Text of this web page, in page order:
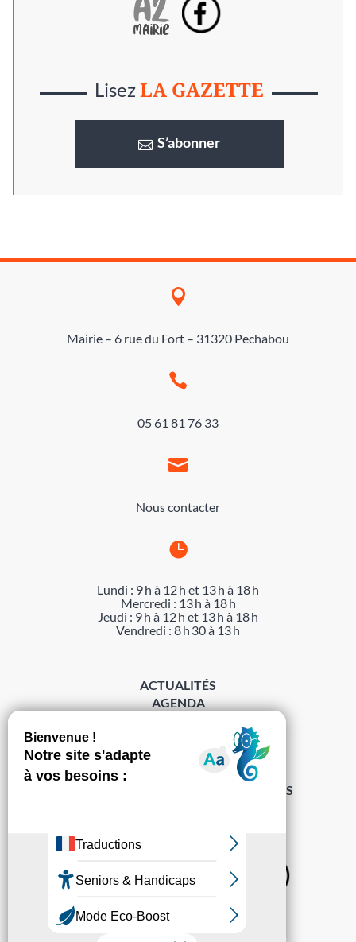
LisezLA GAZETTE
S’abonner

Mairie – 6 rue du Fort – 31320 Pechabou

05 61 81 76 33

Nous contacter

Lundi : 9 h à 12 h et 13 h à 18 h
Mercredi : 13 h à 18 h
Jeudi : 9 h à 12 h et 13 h à 18 h
Vendredi : 8 h 30 à 13 h
Sur les réseaux
ACTUALITÉS
AGENDA
MENTIONS LÉGALES
PROTECTION DES DONNÉES
POLITIQUE DE GESTION DES COOKIES